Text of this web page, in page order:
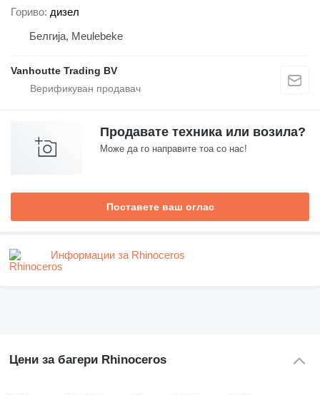
Гориво дизел
Белгија, Meulebeke
Vanhoutte Trading BV
Продавате техника или возила?
Може да го направите тоа со нас!
Поставете ваш оглас
Информации за Rhinoceros
Цени за багери Rhinoceros